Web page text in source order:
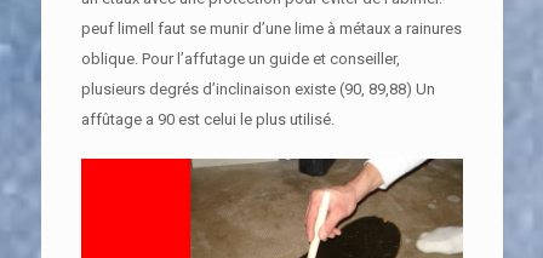
peuf limeIl faut se munir d’une lime à métaux a rainures
oblique. Pour l’affutage un guide et conseiller,
plusieurs degrés d’inclinaison existe (90, 89,88) Un
affûtage a 90 est celui le plus utilisé.